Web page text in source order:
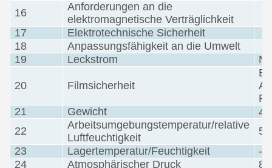
16
Anforderungen an die
elektromagnetische Verträglichkeit
17
Elektrotechnische Sicherheit
18
Anpassungsfähigkeit an die Umwelt
19
Leckstrom
20 Filmsicherheit
21
Gewicht
4
22
Arbeitsumgebungstemperatur/relative
Luftfeuchtigkeit
23
Lagertemperatur/Feuchtigkeit
-
24
Atmosphärischer Druck